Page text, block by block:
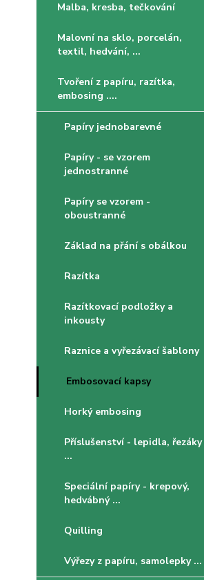
Malba, kresba, tečkování
Malovní na sklo, porcelán,
textil, hedvání, ...
Tvoření z papíru, razítka,
embosing ....
Papíry jednobarevné
Papíry - se vzorem
jednostranné
Papíry se vzorem -
oboustranné
Základ na přání s obálkou
Razítka
Razítkovací podložky a
inkousty
Raznice a vyřezávací šablony
Embosovací kapsy
Horký embosing
Příslušenství - lepidla, řezáky
...
Speciální papíry - krepový,
hedvábný ...
Quilling
Výřezy z papíru, samolepky ...